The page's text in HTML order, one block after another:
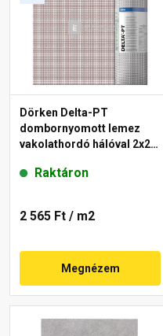
Dörken Delta-PT
dombornyomott lemez
vakolathordó hálóval 2x20
Raktáron
2 565 Ft / m2
Megnézem